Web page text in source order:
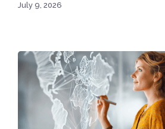
July 9, 2026